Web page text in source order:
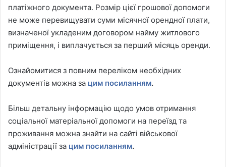
платіжного документа. Розмір цієї грошової допомоги
не може перевищувати суми місячної орендної плати,
визначеної укладеним договором найму житлового
приміщення, і виплачується за перший місяць оренди.
Ознайомитися з повним переліком необхідних
документів можна за цим посиланням.
Більш детальну інформацію щодо умов отримання
соціальної матеріальної допомоги на переїзд та
проживання можна знайти на сайті військової
адміністрації за цим посиланням.